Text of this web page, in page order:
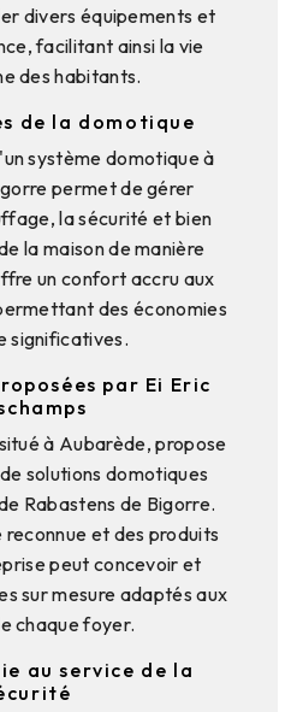
divers équipements et
facilitant ainsi la vie
des habitants.
de la domotique
système domotique à
permet de gérer
la sécurité et bien
la maison de manière
un confort accru aux
des économies
significatives.
par Ei Eric
à Aubarède, propose
solutions domotiques
Rabastens de Bigorre.
et des produits
peut concevoir et
sur mesure adaptés aux
chaque foyer.
au service de la